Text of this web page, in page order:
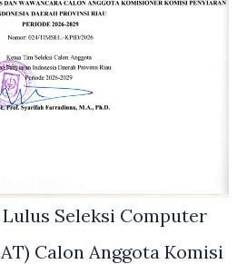
Seleksi Computer
Calon Anggota Komisi